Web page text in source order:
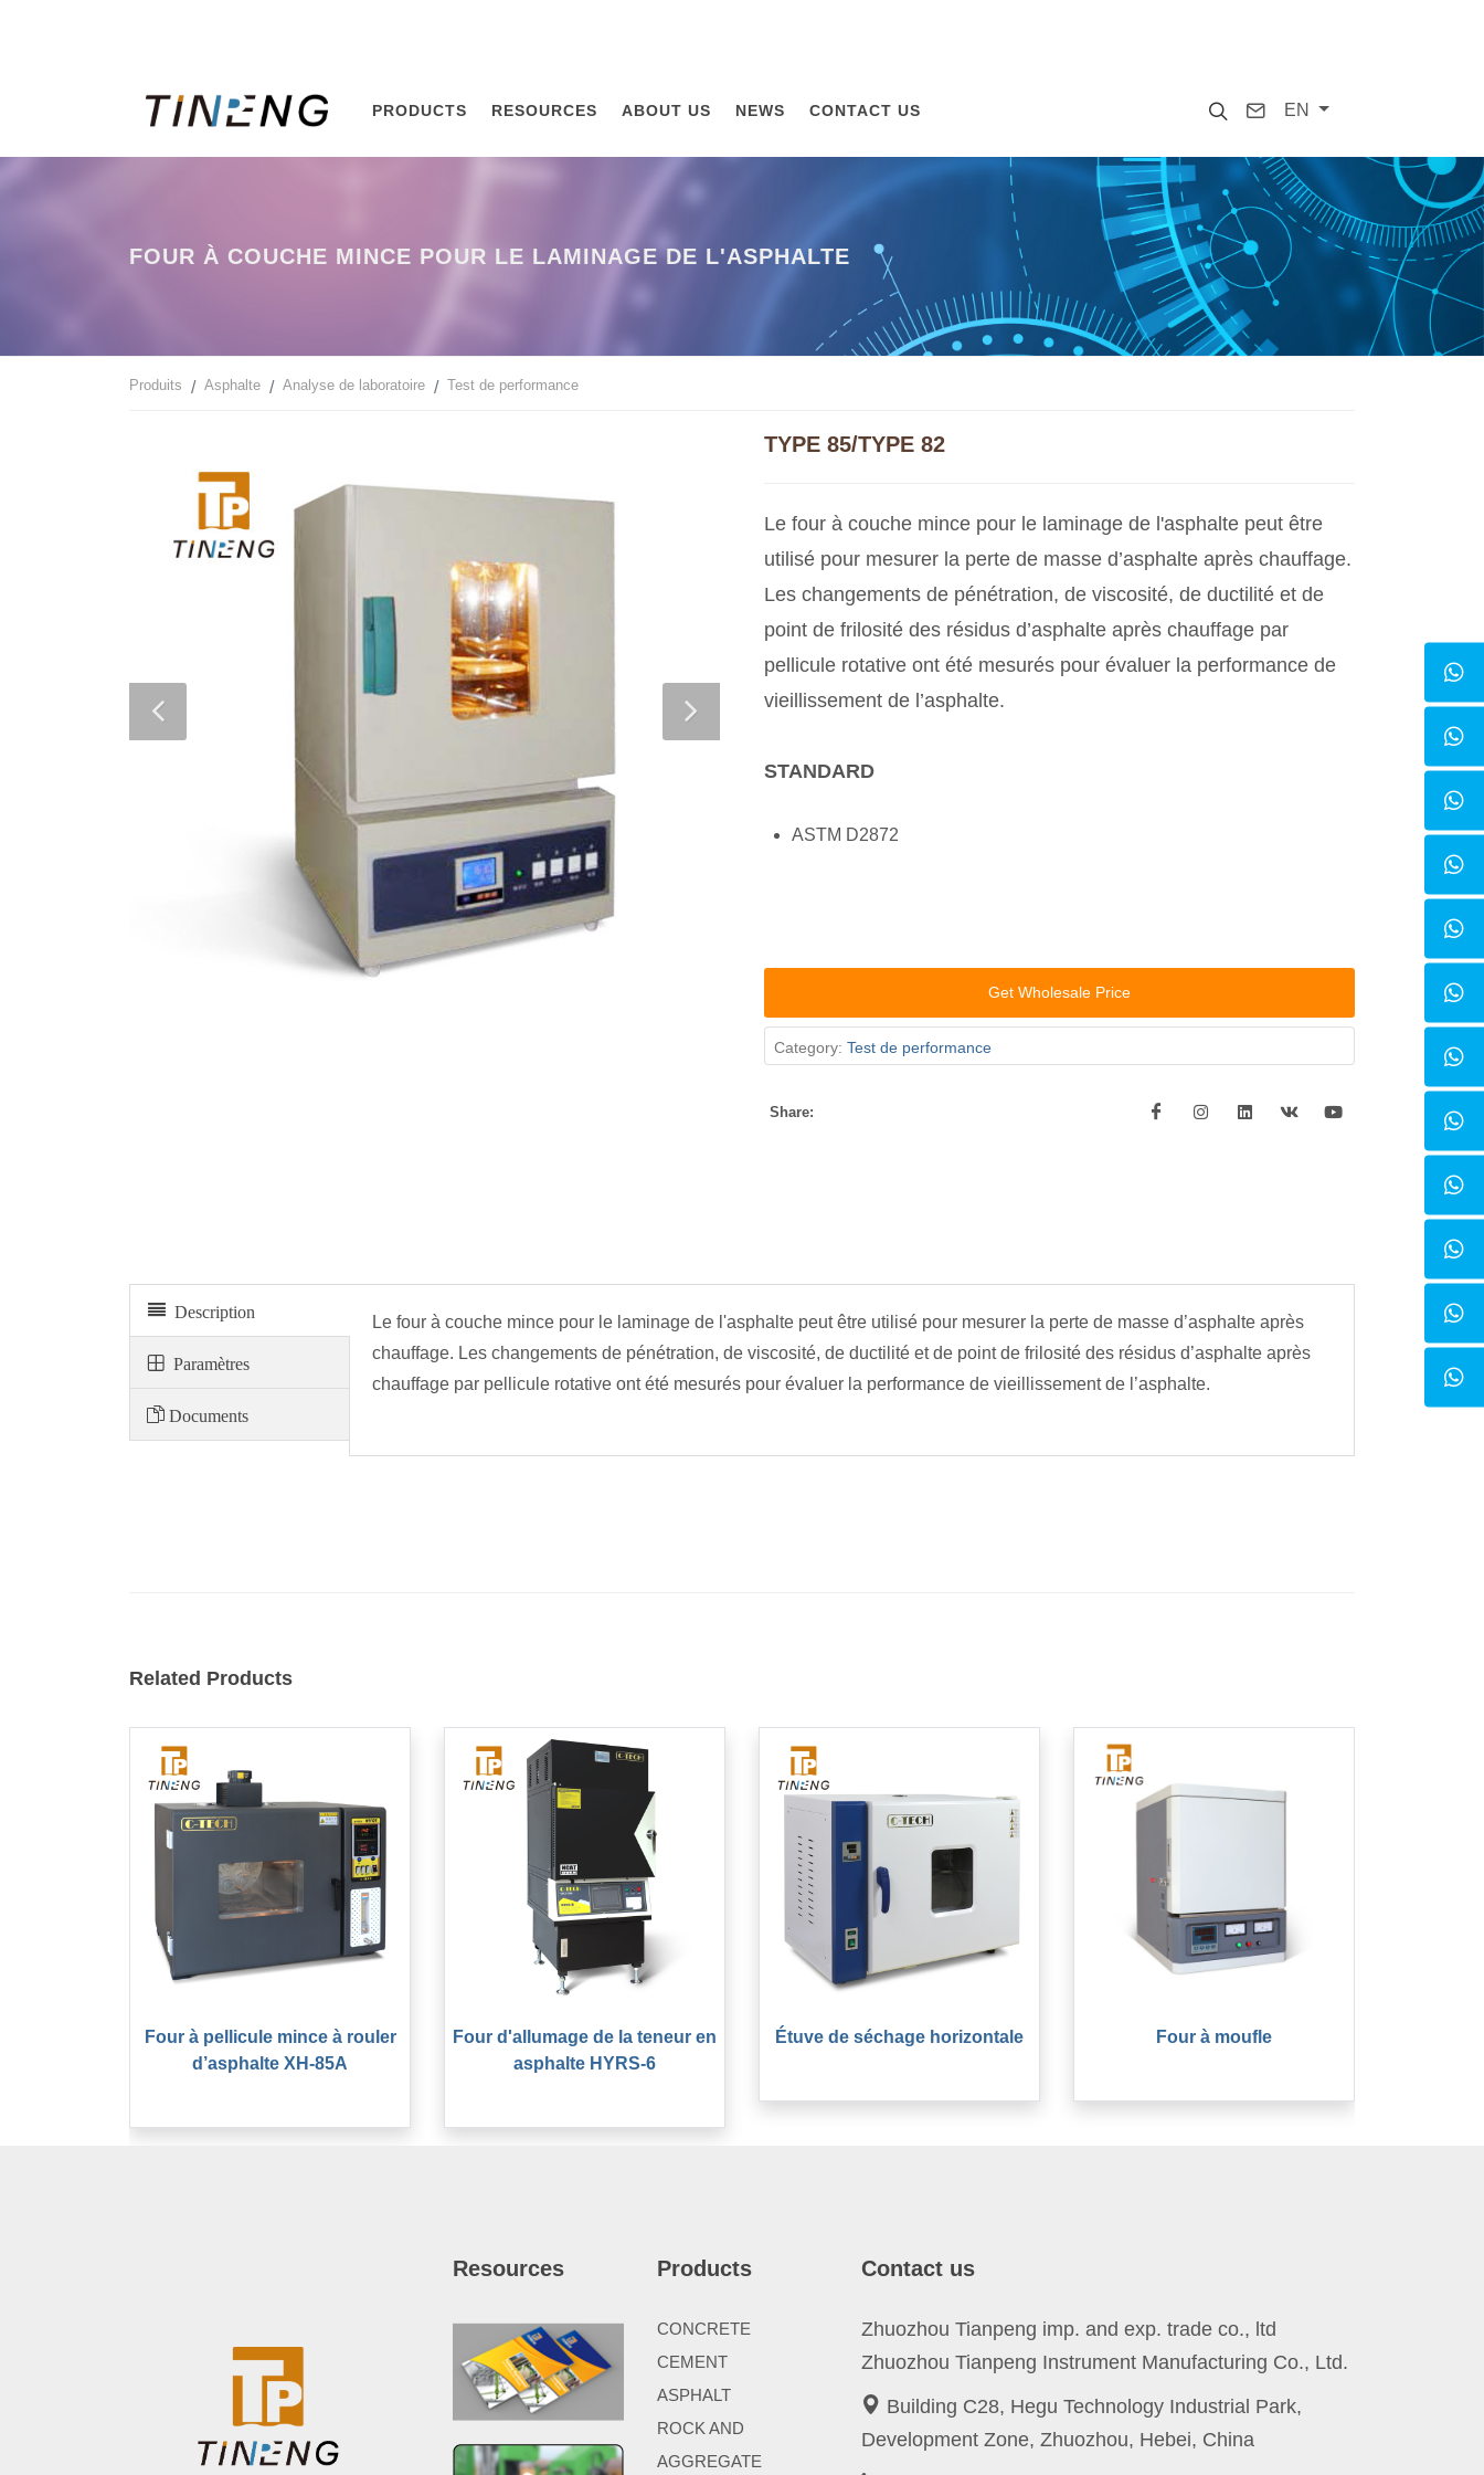
SearchContact
EN
PRODUCTS RESOURCES ABOUT US NEWS CONTACT US
FOUR À COUCHE MINCE POUR LE LAMINAGE DE L'ASPHALTE
Produits Asphalte Analyse de laboratoire Test de performance
TYPE 85/TYPE 82
Le four à couche mince pour le laminage de l'asphalte peut être
utilisé pour mesurer la perte de masse d’asphalte après chauffage.
Les changements de pénétration, de viscosité, de ductilité et de
point de frilosité des résidus d’asphalte après chauffage par
pellicule rotative ont été mesurés pour évaluer la performance de
vieillissement de l’asphalte.
STANDARD
ASTM D2872
Get Wholesale Price
Category: Test de performance
Share:
Description
Paramètres
Documents
Le four à couche mince pour le laminage de l'asphalte peut être utilisé pour mesurer la perte de masse d’asphalte après
chauffage. Les changements de pénétration, de viscosité, de ductilité et de point de frilosité des résidus d’asphalte après
chauffage par pellicule rotative ont été mesurés pour évaluer la performance de vieillissement de l’asphalte.
Related Products
Four à pellicule mince à rouler
d’asphalte XH-85A
Four d'allumage de la teneur en
asphalte HYRS-6
Étuve de séchage horizontale Four à moufle
Resources Products
CONCRETE
CEMENT
ASPHALT
ROCK AND
AGGREGATE
Contact us
Zhuozhou Tianpeng imp. and exp. trade co., ltd
Zhuozhou Tianpeng Instrument Manufacturing Co., Ltd.
Building C28, Hegu Technology Industrial Park,
Development Zone, Zhuozhou, Hebei, China